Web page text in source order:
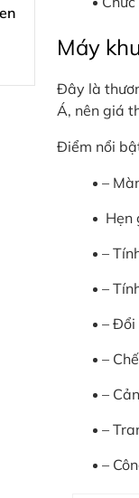
Máy
Đây là
Á, nên giá
Điểm nổi
–
Hẹn
–
–
– Đổi
–
–
–
–